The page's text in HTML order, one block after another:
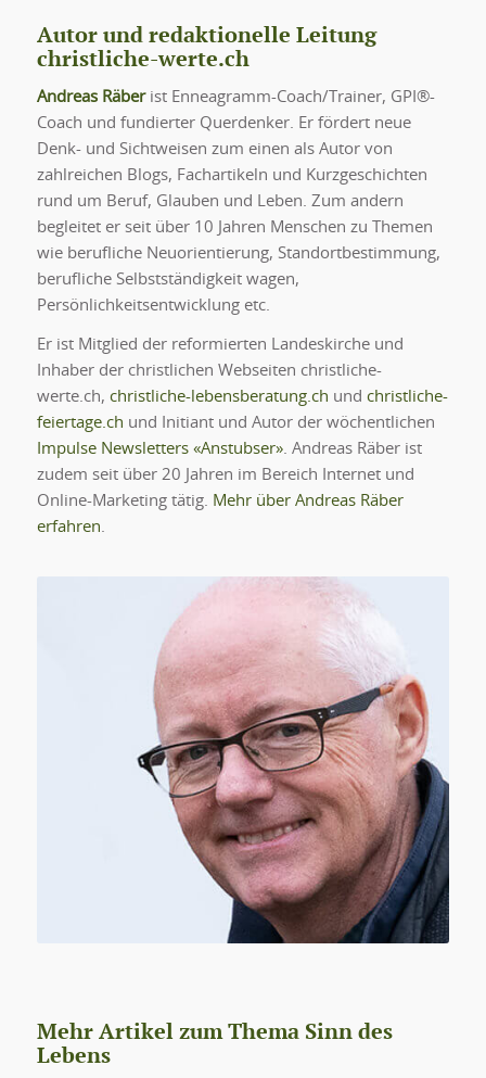
Autor und redaktionelle Leitung
christliche-werte.ch
Andreas Räberist Enneagramm-Coach/Trainer, GPI®-
Coach und fundierter Querdenker. Er fördert neue
Denk- und Sichtweisen zum einen als Autor von
zahlreichen Blogs, Fachartikeln und Kurzgeschichten
rund um Beruf, Glauben und Leben. Zum andern
begleitet er seit über 10 Jahren Menschen zu Themen
wie berufliche Neuorientierung, Standortbestimmung,
berufliche Selbstständigkeit wagen,
Persönlichkeitsentwicklung etc.
Er ist Mitglied der reformierten Landeskirche und
Inhaber der christlichen Webseiten christliche-
werte.ch, christliche-lebensberatung.ch und christliche-
feiertage.ch und Initiant und Autor der wöchentlichen
Impulse Newsletters «Anstubser». Andreas Räber ist
zudem seit über 20 Jahren im Bereich Internet und
Online-Marketing tätig. Mehr über Andreas Räber
erfahren.
Mehr Artikel zum Thema Sinn des
Lebens